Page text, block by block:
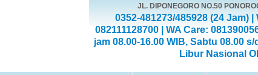
JL. DIPONEGORO NO.50
0352-481273/485928 (24 Jam)
082111128700 | WA Care:
jam 08.00-16.00 WIB, Sabtu 08.00
Libur Nasional